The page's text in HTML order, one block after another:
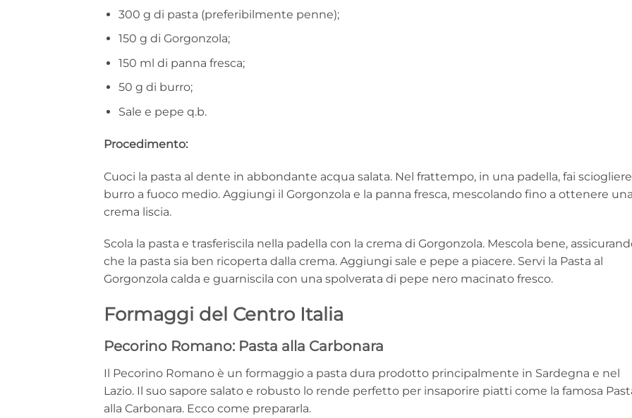
300 g di pasta (preferibilmente penne);
150 g di Gorgonzola;
150 ml di panna fresca;
50 g di burro;
Sale e pepe q.b.
Procedimento:
Cuoci la pasta al dente in abbondante acqua salata. Nel frattempo, in una padella, fai
burro a fuoco medio. Aggiungi il Gorgonzola e la panna fresca, mescolando fino a ottenere
crema liscia.
Scola la pasta e trasferiscila nella padella con la crema di Gorgonzola. Mescola bene,
che la pasta sia ben ricoperta dalla crema. Aggiungi sale e pepe a piacere. Servi la Pasta al
Gorgonzola calda e guarniscila con una spolverata di pepe nero macinato fresco.
Formaggi del Centro Italia
Pecorino Romano: Pasta alla Carbonara
Il Pecorino Romano è un formaggio a pasta dura prodotto principalmente in Sardegna e nel
Lazio. Il suo sapore salato e robusto lo rende perfetto per insaporire piatti come la famosa
alla Carbonara. Ecco come prepararla.